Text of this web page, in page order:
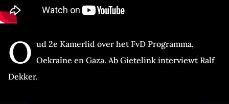
O ud 2e Kamerlid over het FvD Programma,
Oekraïne en Gaza. Ab Gietelink interviewt Ralf
Dekker.